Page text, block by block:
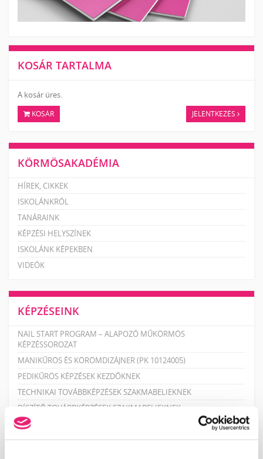
KOSÁR TARTALMA
A kosár üres.
KOSÁR JELENTKEZÉS
KÖRMÖSAKADÉMIA
HÍREK, CIKKEK
ISKOLÁNKRÓL
TANÁRAINK
KÉPZÉSI HELYSZÍNEK
ISKOLÁNK KÉPEKBEN
VIDEÓK
KÉPZÉSEINK
NAIL START PROGRAM – ALAPOZÓ MŰKÖRMÖS
KÉPZÉSSOROZAT
MANIKŰRÖS ÉS KÖRÖMDIZÁJNER (PK 10124005)
PEDIKŰRÖS KÉPZÉSEK KEZDŐKNEK
TECHNIKAI TOVÁBBKÉPZÉSEK SZAKMABELIEKNEK
DÍSZÍTŐ TOVÁBBKÉPZÉSEK SZAKMABELIEKNEK
PEDIKŰR TOVÁBBKÉPZÉSEK SZAKMABELIEKNEK
SZAKOKTATÓ KÉPZÉS